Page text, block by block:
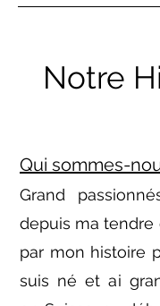
Notre
Qui sommes-
Grand
depuis ma tendre
par mon histoire
suis né et ai